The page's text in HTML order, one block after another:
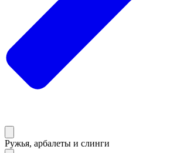
Ружья, арбалеты и слинги